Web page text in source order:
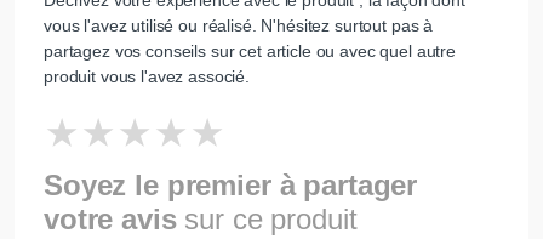
vous l'avez utilisé ou réalisé. N'hésitez surtout pas à
partagez vos conseils sur cet article ou avec quel autre
produit vous l'avez associé.
Soyez le premier à partager
votre avis sur ce produit